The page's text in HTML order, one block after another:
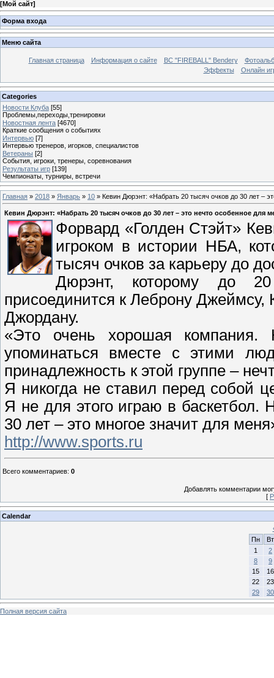
[Мой сайт]
Форма входа
Меню сайта
Главная страница Информация о сайте BC "FIREBALL" Bendery
Эффекты
Онлайн
Categories
Новости Клуба [55]
Проблемы,переходы,тренировки
Новостная лента [4670]
Краткие сообщения о событиях
Интервью [7]
Интервью тренеров, игорков, специалистов
Ветераны [2]
События, игроки, тренеры, соревнования
Результаты игр [139]
Чемпионаты, турниры, встречи
Главная » 2018 » Январь » 10 » Кевин Дюрэнт: «Набрать 20 тысяч очков до 30 лет –
Кевин Дюрэнт: «Набрать 20 тысяч очков до 30 лет – это нечто особенное для
Форвард «Голден Стэйт»
игроком в истории НБА,
тысяч очков за карьеру до
Дюрэнт, которому до
присоединится к Леброну
Джордану.
«Это очень хорошая
упоминаться вместе с этими
принадлежность к этой группе –
Я никогда не ставил перед собой
Я не для этого играю в баскетбол.
30 лет – это многое значит для
http://www.sports.ru
Всего комментариев: 0
Добавлять комментарии
[
Calendar
Пн
Вт
1
2
8
9
15
16
22
23
29
30
Полная версия сайта